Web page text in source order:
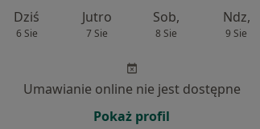
Dziś
6 Sie
Jutro
7 Sie
Sob,
8 Sie
Ndz,
9 Sie
Umawianie online nie jest dostępne
Pokaż profil